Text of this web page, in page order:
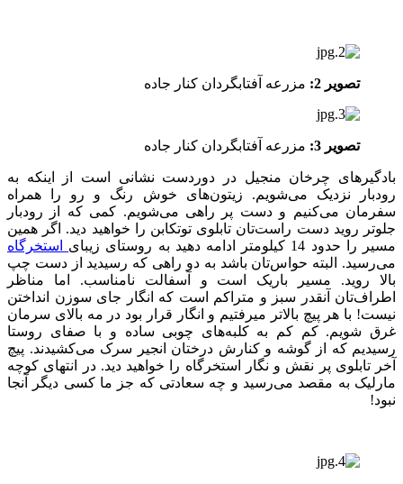
تصویر 2: مزرعه آفتابگردان کنار جاده
تصویر 3: مزرعه آفتابگردان کنار جاده
بادگیرهای چرخان منجیل در دوردست نشانی است از اینکه به
رودبار نزدیک می‎‌شویم. زیتون‌های خوش رنگ و رو را همراه
سفرمان می‌کنیم و دست پر راهی می‌شویم. کمی که از رودبار
جلوتر روید دست راست‌تان تابلوی توتکابن را خواهید دید. اگر همین
مسیر را حدود 14 کیلومتر ادامه دهید به روستای زیبای
استخرگاه
می‌رسید. البته حواس‌تان باشد به دو راهی که رسیدید از دست چپ‌
بالا روید. مسیر باریک است و آسفالت نامناسب. اما مناظر
اطراف‌تان آنقدر سبز و متراکم است که انگار جای سوزن انداختن
نیست! با هر پیچ بالاتر می‎رفتیم و انگار قرار بود در مه بالای سرمان
غرق شویم. کم کم به کلبه‌های چوبی ساده و با صفای روستا
رسیدیم که از گوشه و کنارش درختان انجیر سرک می‌کشیدند. پیچ
آخر تابلوی پر نقش و نگار استخرگاه را خواهید دید. در انتهای کوچه
مارلیک به مقصد می‌رسید و چه سعادتی که جز ما کسی دیگر آنجا
نبود!